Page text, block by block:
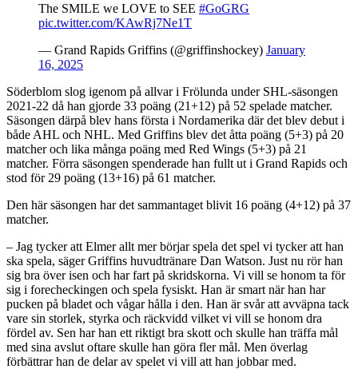
The SMILE we LOVE to SEE #GoGRG
pic.twitter.com/KAwRj7Ne1T
— Grand Rapids Griffins (@griffinshockey) January
16, 2025
Söderblom slog igenom på allvar i Frölunda under SHL-säsongen
2021-22 då han gjorde 33 poäng (21+12) på 52 spelade matcher.
Säsongen därpå blev hans första i Nordamerika där det blev debut i
både AHL och NHL. Med Griffins blev det åtta poäng (5+3) på 20
matcher och lika många poäng med Red Wings (5+3) på 21
matcher. Förra säsongen spenderade han fullt ut i Grand Rapids och
stod för 29 poäng (13+16) på 61 matcher.
Den här säsongen har det sammantaget blivit 16 poäng (4+12) på 37
matcher.
– Jag tycker att Elmer allt mer börjar spela det spel vi tycker att han
ska spela, säger Griffins huvudtränare Dan Watson. Just nu rör han
sig bra över isen och har fart på skridskorna. Vi vill se honom ta för
sig i forecheckingen och spela fysiskt. Han är smart när han har
pucken på bladet och vågar hålla i den. Han är svår att avväpna tack
vare sin storlek, styrka och räckvidd vilket vi vill se honom dra
fördel av. Sen har han ett riktigt bra skott och skulle han träffa mål
med sina avslut oftare skulle han göra fler mål. Men överlag
förbättrar han de delar av spelet vi vill att han jobbar med.